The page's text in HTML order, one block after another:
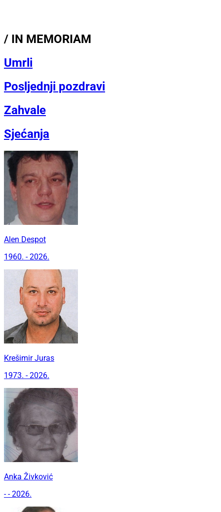
/ IN MEMORIAM
Umrli
Posljednji pozdravi
Zahvale
Sjećanja
Alen Despot
1960. - 2026.
Krešimir Juras
1973. - 2026.
Anka Živković
- - 2026.